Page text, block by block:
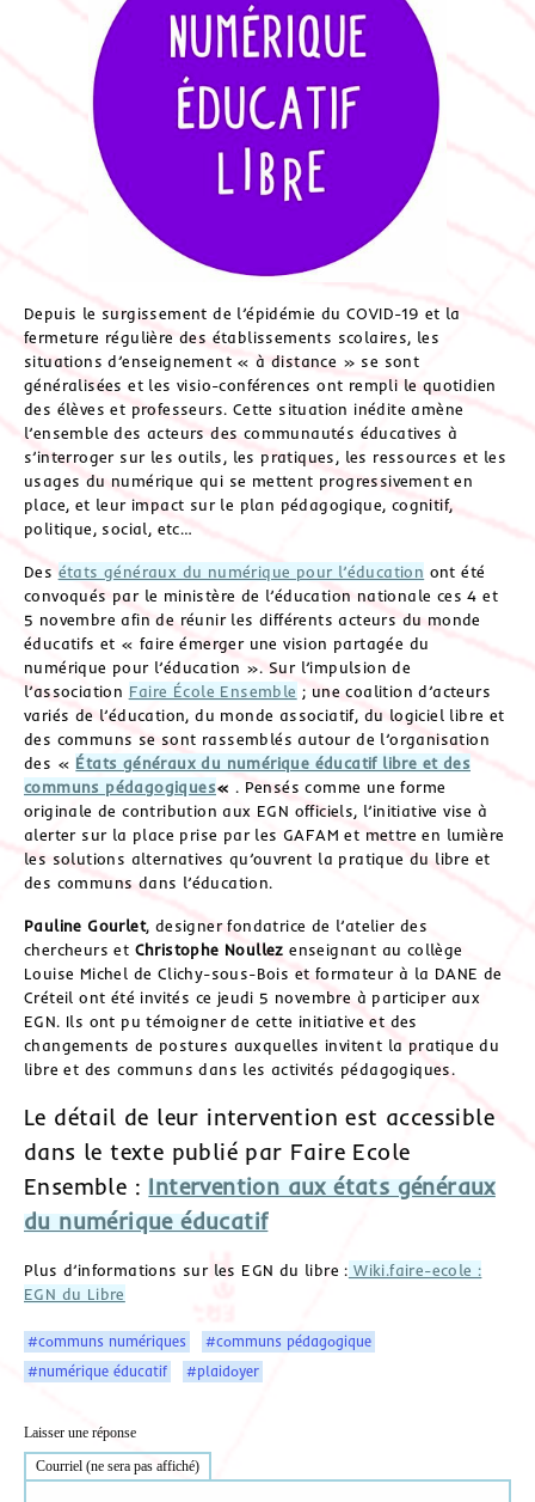
Depuis le surgissement de l’épidémie du COVID-19 et la
fermeture régulière des établissements scolaires, les
situations d’enseignement « à distance » se sont
généralisées et les visio-conférences ont rempli le quotidien
des élèves et professeurs. Cette situation inédite amène
l’ensemble des acteurs des communautés éducatives à
s’interroger sur les outils, les pratiques, les ressources et les
usages du numérique qui se mettent progressivement en
place, et leur impact sur le plan pédagogique, cognitif,
politique, social, etc…
Des états généraux du numérique pour l’éducation ont été
convoqués par le ministère de l’éducation nationale ces 4 et
5 novembre afin de réunir les différents acteurs du monde
éducatifs et « faire émerger une vision partagée du
numérique pour l’éducation ». Sur l’impulsion de
l’association Faire École Ensemble ; une coalition d’acteurs
variés de l’éducation, du monde associatif, du logiciel libre et
des communs se sont rassemblés autour de l’organisation
des « États généraux du numérique éducatif libre et des
communs pédagogiques« . Pensés comme une forme
originale de contribution aux EGN officiels, l’initiative vise à
alerter sur la place prise par les GAFAM et mettre en lumière
les solutions alternatives qu’ouvrent la pratique du libre et
des communs dans l’éducation.
Pauline Gourlet, designer fondatrice de l’atelier des
chercheurs et Christophe Noullez enseignant au collège
Louise Michel de Clichy-sous-Bois et formateur à la DANE de
Créteil ont été invités ce jeudi 5 novembre à participer aux
EGN. Ils ont pu témoigner de cette initiative et des
changements de postures auxquelles invitent la pratique du
libre et des communs dans les activités pédagogiques.
Le détail de leur intervention est accessible
dans le texte publié par Faire Ecole
Ensemble :Intervention aux états généraux
du numérique éducatif
Plus d’informations sur les EGN du libre : Wiki.faire-ecole :
EGN du Libre
#communs numériques
#communs pédagogique
#numérique éducatif
#plaidoyer
Laisser une réponse
Courriel (ne sera pas affiché)